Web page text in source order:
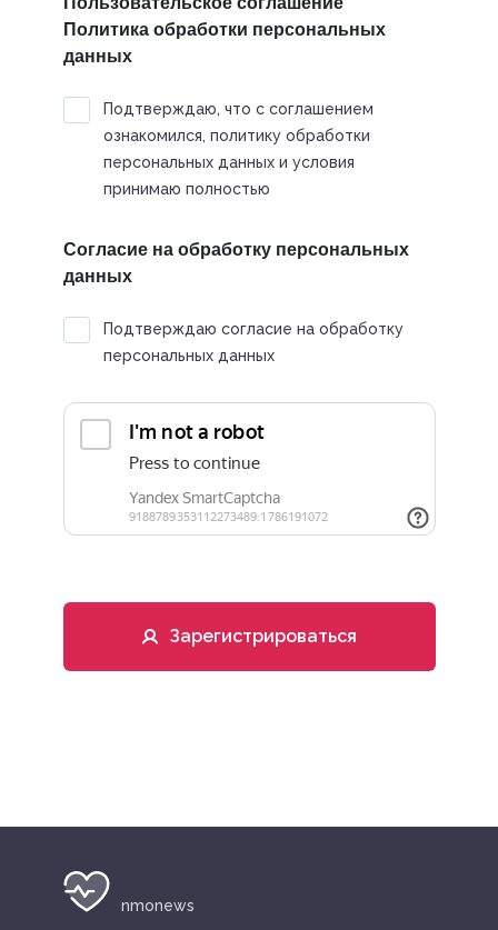
Политика обработки персональных
данных
Подтверждаю, что с соглашением
ознакомился, политику обработки
персональных данных и условия
принимаю полностью
Согласие на обработку персональных
данных
Подтверждаю согласие на обработку
персональных данных
Зарегистрироваться
nmonews